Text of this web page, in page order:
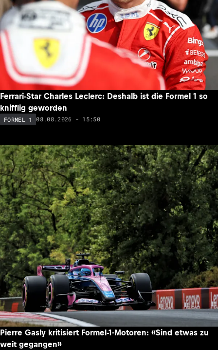
Ferrari-Star Charles Leclerc: Deshalb ist die Formel 1 so
knifflig geworden
FORMEL 1 08.08.2026 - 15:50
Pierre Gasly kritisiert Formel-1-Motoren: «Sind etwas zu
weit gegangen»